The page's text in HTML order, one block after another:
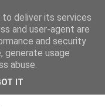
deliver its services
and user-agent are
and security
generate usage
abuse.
IT